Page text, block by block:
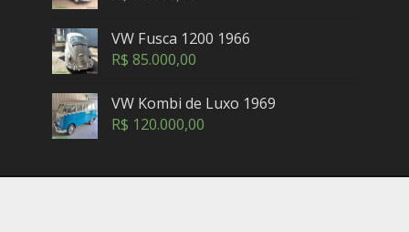
VW Fusca 1200 1966
R$ 85.000,00
VW Kombi de Luxo 1969
R$ 120.000,00